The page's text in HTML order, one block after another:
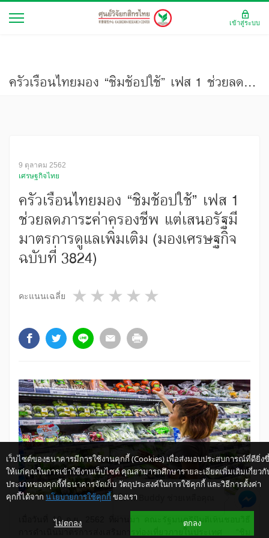
ครัวเรือนไทยมอง “ชิมช้อปใช้” เฟส 1 ช่วยลดภาระค่าครองชีพ แต่เสนอรัฐมีมาตรการดูแลเพิ่มเติม (มองเศรษฐกิจ ฉบับที่ 3824)
9 ตุลาคม 2562
เศรษฐกิจไทย
ครัวเรือนไทยมอง “ชิมช้อปใช้” เฟส 1
ช่วยลดภาระค่าครองชีพ แต่เสนอรัฐมี
มาตรการดูแลเพิ่มเติม (มองเศรษฐกิจ
ฉบับที่ 3824)
คะแนนเฉลี่ย 4 stars
3 stars
2 stars
1 star
เมื่อวันที่ 10 ก.ย. 2562 ที่ผ่านมา คณะรัฐมนตรีมีมติเห็นชอบวิธี
เว็บไซต์ของธนาคารมีการใช้งานคุกกี้ (Cookies) เพื่อส่งมอบประสบการณ์ที่ดียิ่ง
ให้แก่คุณในการเข้าใช้งานเว็บไซต์ คุณสามารถศึกษารายละเอียดเพิ่มเติมเกี่ยวกั
ประเภทของคุกกี้ที่ธนาคารจัดเก็บ วัตถุประสงค์ในการใช้คุกกี้ และวิธีการตั้งค่า
คุกกี้ได้จาก นโยบายการใช้คุกกี้ของเรา
ไม่ตกลง ตกลง
เข้าสู่ระบบ
ให้ K-Buddy ช่วยเหลือคุณ